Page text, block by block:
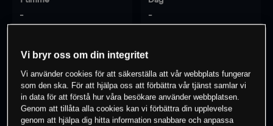
- -
7 dagar
0% av kunderna har enposition i detta
Vi bryr oss om din integritet
Vi använder cookies för att säkerställa att vår webbplats fungerar
som den ska. För att hjälpa oss att förbättra vår tjänst samlar vi
in data för att förstå hur våra besökare använder webbplatsen.
Genom att tillåta alla cookies kan vi förbättra din upplevelse
genom att hjälpa dig hitta information snabbare och anpassa